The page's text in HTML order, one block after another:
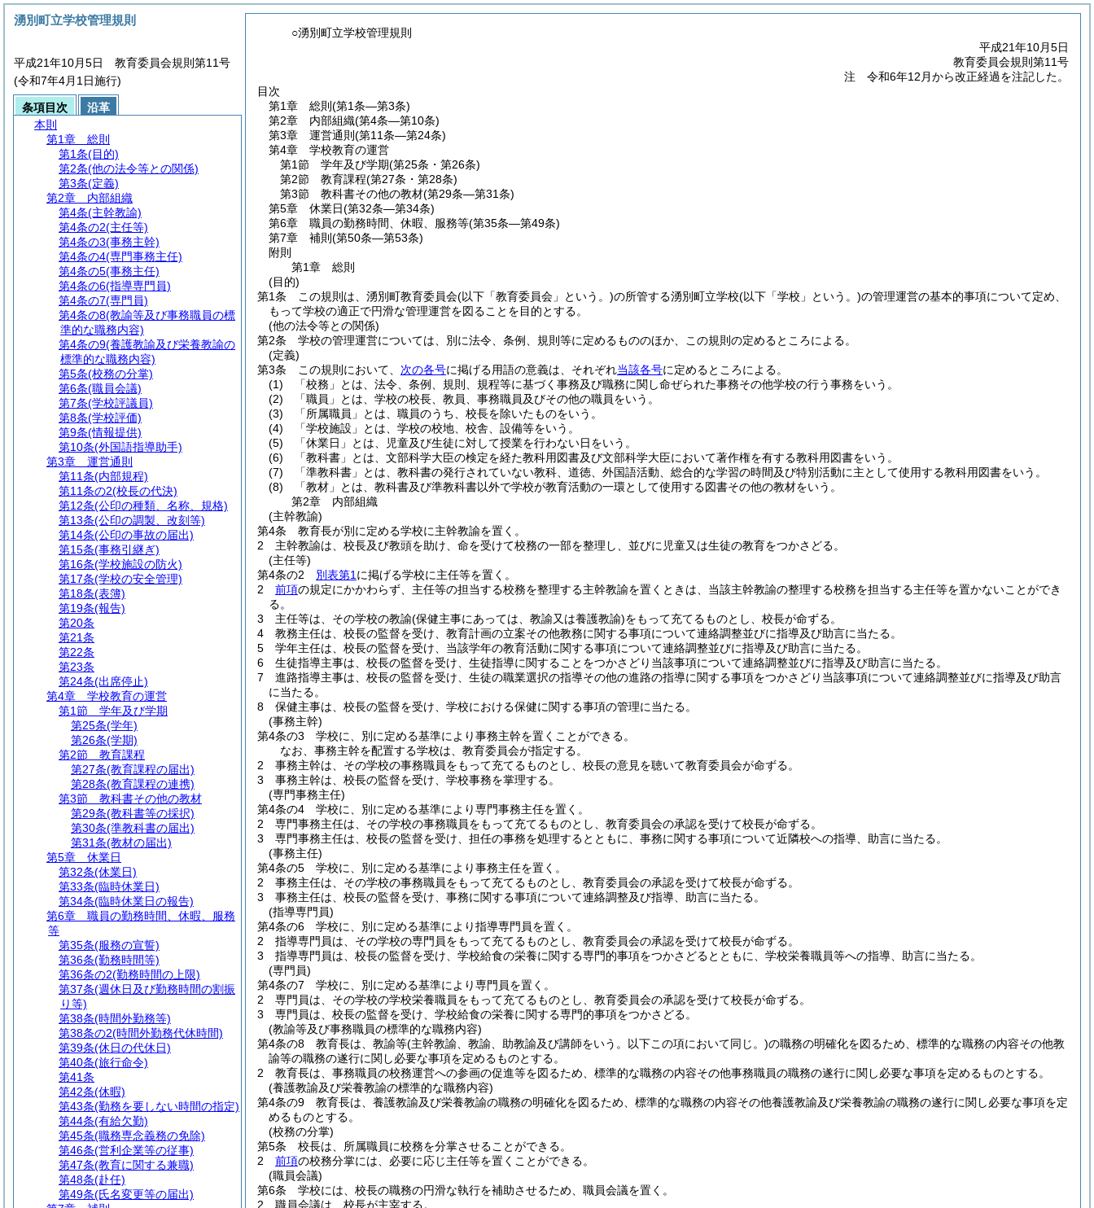
○湧別町立学校管理規則
平成21年10月5日
教育委員会規則第11号
注 令和6年12月から改正経過を注記した。
目次
第1章
総則 (第1条―第3条)
第2章
内部組織(第4条―第10条)
第3章
運営通則 (第11条―第24条)
第4章
学校教育の運営
第1節
学年及び学期(第25条・第26条)
第2節
教育課程(第27条・第28条)
第3節
教科書その他の教材(第29条―第31条)
第5章
休業日(第32条―第34条)
第6章
職員の勤務時間、休暇、服務等(第35条―第49条)
第7章
補則 (第50条―第53条)
附則
第1章
総則
(目的)
第1条
この規則は、湧別町教育委員会(以下「教育委員会」という。)の所管する湧別町立学校(以下「学校」という。)の管理運営の基本的事項について定め、
もって学校の適正で円滑な管理運営を図ることを目的とする。
(他の法令等との関係)
第2条
学校の管理運営については、別に法令、条例、規則等に定めるもののほか、この規則の定めるところによる。
(定義)
第3条
この規則において、 次の各号に掲げる用語の意義は、それぞれ当該各号に定めるところによる。
(1)
「校務」とは、法令、条例、規則、規程等に基づく事務及び職務に関し命ぜられた事務その他学校の行う事務をいう。
(2)
「職員」とは、学校の校長、教員、事務職員及びその他の職員をいう。
(3)
「所属職員」とは、職員のうち、校長を除いたものをいう。
(4)
「学校施設」とは、学校の校地、校舎、設備等をいう。
(5)
「休業日」とは、児童及び生徒に対して授業を行わない日をいう。
(6)
「教科書」とは、文部科学大臣の検定を経た教科用図書及び文部科学大臣において著作権を有する教科用図書をいう。
(7)
「準教科書」とは、教科書の発行されていない教科、道徳、外国語活動、総合的な学習の時間及び特別活動に主として使用する教科用図書をいう。
(8)
「教材」とは、教科書及び準教科書以外で学校が教育活動の一環として使用する図書その他の教材をいう。
第2章
内部組織
(主幹教諭)
第4条
教育長が別に定める学校に主幹教諭を置く。
2
主幹教諭は、校長及び教頭を助け、命を受けて校務の一部を整理し、並びに児童又は生徒の教育をつかさどる。
(主任等)
第4条の2
別表第1 に掲げる学校に主任等を置く。
2
前項の規定にかかわらず、主任等の担当する校務を整理する主幹教諭を置くときは、当該主幹教諭の整理する校務を担当する主任等を置かないことができ
る。
3
主任等は、その学校の教諭(保健主事にあっては、教諭又は養護教諭)をもって充てるものとし、校長が命ずる。
4
教務主任は、校長の監督を受け、教育計画の立案その他教務に関する事項について連絡調整並びに指導及び助言に当たる。
5
学年主任は、校長の監督を受け、当該学年の教育活動に関する事項について連絡調整並びに指導及び助言に当たる。
6
生徒指導主事は、校長の監督を受け、生徒指導に関することをつかさどり当該事項について連絡調整並びに指導及び助言に当たる。
7
進路指導主事は、校長の監督を受け、生徒の職業選択の指導その他の進路の指導に関する事項をつかさどり当該事項について連絡調整並びに指導及び助言
に当たる。
8
保健主事は、校長の監督を受け、学校における保健に関する事項の管理に当たる。
(事務主幹)
第4条の3
学校に、別に定める基準により事務主幹を置くことができる。
なお、事務主幹を配置する学校は、教育委員会が指定する。
2
事務主幹は、その学校の事務職員をもって充てるものとし、校長の意見を聴いて教育委員会が命ずる。
3
事務主幹は、校長の監督を受け、学校事務を掌理する。
(専門事務主任)
第4条の4
学校に、別に定める基準により専門事務主任を置く。
2
専門事務主任は、その学校の事務職員をもって充てるものとし、教育委員会の承認を受けて校長が命ずる。
3
専門事務主任は、校長の監督を受け、担任の事務を処理するとともに、事務に関する事項について近隣校への指導、助言に当たる。
(事務主任)
第4条の5
学校に、別に定める基準により事務主任を置く。
2
事務主任は、その学校の事務職員をもって充てるものとし、教育委員会の承認を受けて校長が命ずる。
3
事務主任は、校長の監督を受け、事務に関する事項について連絡調整及び指導、助言に当たる。
(指導専門員)
第4条の6
学校に、別に定める基準により指導専門員を置く。
2
指導専門員は、その学校の専門員をもって充てるものとし、教育委員会の承認を受けて校長が命ずる。
3
指導専門員は、校長の監督を受け、学校給食の栄養に関する専門的事項をつかさどるとともに、学校栄養職員等への指導、助言に当たる。
(専門員)
第4条の7
学校に、別に定める基準により専門員を置く。
2
専門員は、その学校の学校栄養職員をもって充てるものとし、教育委員会の承認を受けて校長が命ずる。
3
専門員は、校長の監督を受け、学校給食の栄養に関する専門的事項をつかさどる。
(教諭等及び事務職員の標準的な職務内容)
第4条の8
教育長は、教諭等(主幹教諭、教諭、助教諭及び講師をいう。以下この項において同じ。)の職務の明確化を図るため、標準的な職務の内容その他教
諭等の職務の遂行に関し必要な事項を定めるものとする。
2
教育長は、事務職員の校務運営への参画の促進等を図るため、標準的な職務の内容その他事務職員の職務の遂行に関し必要な事項を定めるものとする。
(養護教諭及び栄養教諭の標準的な職務内容)
第4条の9
教育長は、養護教諭及び栄養教諭の職務の明確化を図るため、標準的な職務の内容その他養護教諭及び栄養教諭の職務の遂行に関し必要な事項を定
めるものとする。
(校務の分掌)
第5条
校長は、所属職員に校務を分掌させることができる。
2
前項の校務分掌には、必要に応じ主任等を置くことができる。
(職員会議)
第6条
学校には、校長の職務の円滑な執行を補助させるため、職員会議を置く。
2
職員会議は、校長が主宰する。
湧別町立学校管理規則
平成21年10月5日 教育委員会規則第11号
(令和7年4月1日施行)
条項目次
沿革
本則
第1章
総則
第1条(目的)
第2条(他の法令等との関係)
第3条(定義)
第2章
内部組織
第4条(主幹教諭)
第4条の2(主任等)
第4条の3(事務主幹)
第4条の4(専門事務主任)
第4条の5(事務主任)
第4条の6(指導専門員)
第4条の7(専門員)
第4条の8(教諭等及び事務職員の標
準的な職務内容)
第4条の9(養護教諭及び栄養教諭の
標準的な職務内容)
第5条(校務の分掌)
第6条(職員会議)
第7条(学校評議員)
第8条(学校評価)
第9条(情報提供)
第10条(外国語指導助手)
第3章
運営通則
第11条(内部規程)
第11条の2(校長の代決)
第12条(公印の種類、名称、規格)
第13条(公印の調製、改刻等)
第14条(公印の事故の届出)
第15条(事務引継ぎ)
第16条(学校施設の防火)
第17条(学校の安全管理)
第18条(表簿)
第19条(報告)
第20条
第21条
第22条
第23条
第24条(出席停止)
第4章
学校教育の運営
第1節
学年及び学期
第25条(学年)
第26条(学期)
第2節
教育課程
第27条(教育課程の届出)
第28条(教育課程の連携)
第3節
教科書その他の教材
第29条(教科書等の採択)
第30条(準教科書の届出)
第31条(教材の届出)
第5章
休業日
第32条(休業日)
第33条(臨時休業日)
第34条(臨時休業日の報告)
第6章
職員の勤務時間、休暇、服務
等
第35条(服務の宣誓)
第36条(勤務時間等)
第36条の2(勤務時間の上限)
第37条(週休日及び勤務時間の割振
り等)
第38条(時間外勤務等)
第38条の2(時間外勤務代休時間)
第39条(休日の代休日)
第40条(旅行命令)
第41条
第42条(休暇)
第43条(勤務を要しない時間の指定)
第44条(有給欠勤)
第45条(職務専念義務の免除)
第46条(営利企業等の従事)
第47条(教育に関する兼職)
第48条(赴任)
第49条(氏名変更等の届出)